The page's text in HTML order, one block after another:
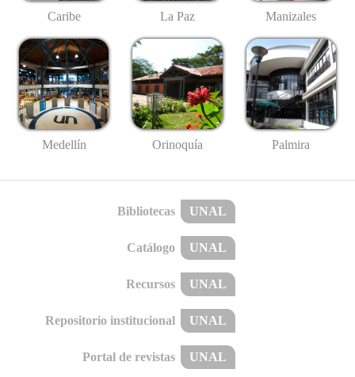
Caribe La Paz Manizales
Medellín Orinoquía Palmira
Bibliotecas UNAL
Catálogo UNAL
Recursos UNAL
Repositorio institucional UNAL
Portal de revistas UNAL